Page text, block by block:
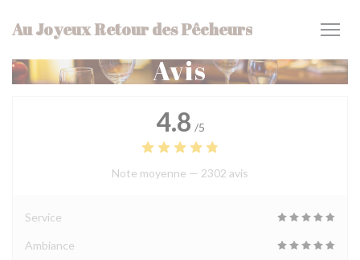
Au Joyeux Retour des Pêcheurs
Avis
4.8 /5
Note moyenne — 2302 avis
Service
Ambiance